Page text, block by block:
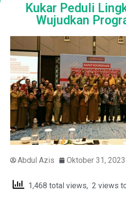
Kukar Peduli
Wujudkan
Abdul Azis Oktober 31, 2023
1,468 total views, 2 views